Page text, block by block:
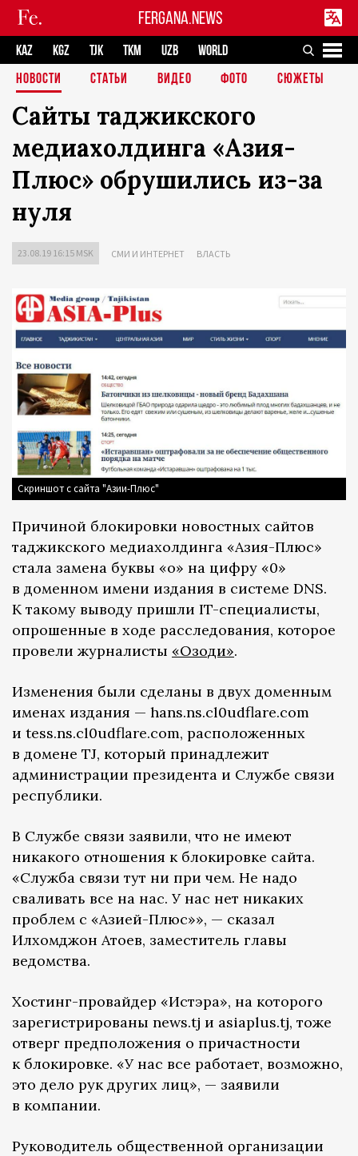
FERGANA.NEWS
KAZ KGZ TJK TKM UZB
WORLD
НОВОСТИ
СТАТЬИ ВИДЕО ФОТО СЮЖЕТЫ
Сайты таджикского
медиахолдинга «Азия-
Плюс» обрушились из-за
нуля
23.08.19 16:15 MSK СМИ И ИНТЕРНЕТ ВЛАСТЬ
Скриншот с сайта "Азии-Плюс"
Причиной блокировки новостных сайтов
таджикского медиахолдинга «Азия-Плюс»
стала замена буквы «о» на цифру «0»
в доменном имени издания в системе DNS.
К такому выводу пришли IT-специалисты,
опрошенные в ходе расследования, которое
провели журналисты «Озоди».
Изменения были сделаны в двух доменным
именах издания — hans.ns.cl0udflare.com
и tess.ns.cl0udflare.com, расположенных
в домене TJ, который принадлежит
администрации президента и Службе связи
республики.
В Службе связи заявили, что не имеют
никакого отношения к блокировке сайта.
«Служба связи тут ни при чем. Не надо
сваливать все на нас. У нас нет никаких
проблем с «Азией-Плюс»», — сказал
Илхомджон Атоев, заместитель главы
ведомства.
Хостинг-провайдер «Истэра», на которого
зарегистрированы news.tj и asiaplus.tj, тоже
отверг предположения о причастности
к блокировке. «У нас все работает, возможно,
это дело рук других лиц», — заявили
в компании.
Руководитель общественной организации